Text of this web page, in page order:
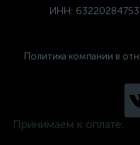
ИНН:
Политика компании в
Принимаем к оплате: